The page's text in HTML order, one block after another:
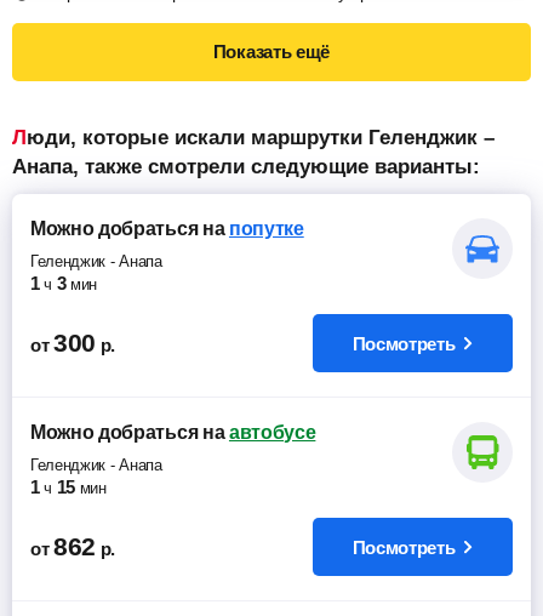
Показать ещё
Люди, которые искали маршрутки Геленджик –
Анапа, также смотрели следующие варианты:
Можно добратьсяна попутке
Геленджик -Анапа
1 ч 3 мин
от 300 р. Посмотреть
Можно добратьсяна автобусе
Геленджик -Анапа
1 ч 15 мин
от 862 р. Посмотреть